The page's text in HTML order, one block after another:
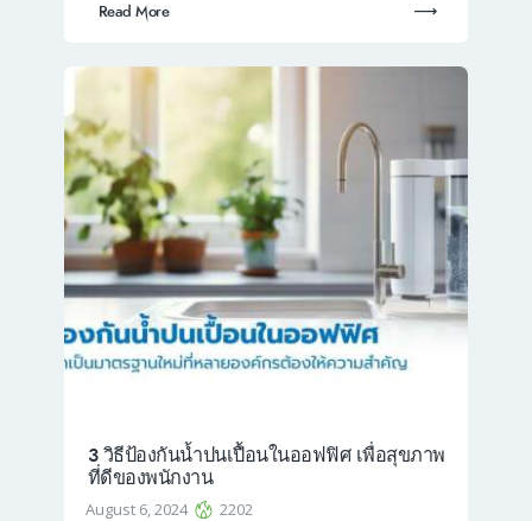
Read More
3 วิธีป้องกันน้ำปนเปื้อนในออฟฟิศ เพื่อสุขภาพ
ที่ดีของพนักงาน
August 6, 2024 2202